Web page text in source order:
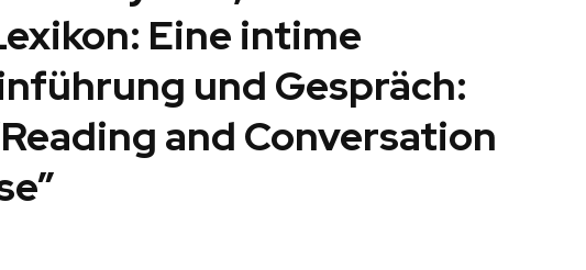
Eine intime
und Gespräch:
and Conversation